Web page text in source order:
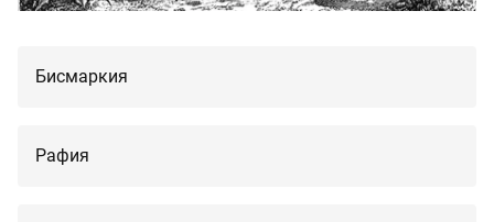
Бисмаркия
Рафия